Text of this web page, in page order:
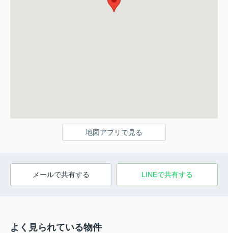
地図アプリで見る
メールで共有する LINEで共有する
よく見られている物件